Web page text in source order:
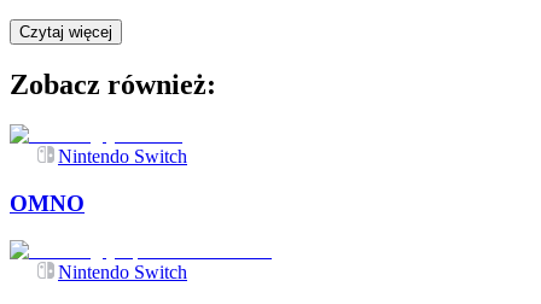
Czytaj więcej
Zobacz również:
Nintendo Switch
OMNO
Nintendo Switch